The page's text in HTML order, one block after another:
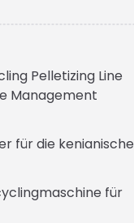
Pelletizing Line
Management
für die kenianische
für